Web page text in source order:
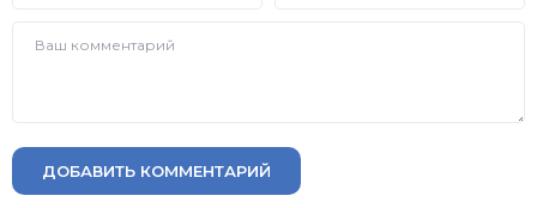
ДОБАВИТЬ КОММЕНТАРИЙ